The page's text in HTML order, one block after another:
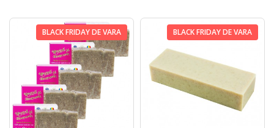
BLACK FRIDAY DE VARA BLACK FRIDAY DE VARA